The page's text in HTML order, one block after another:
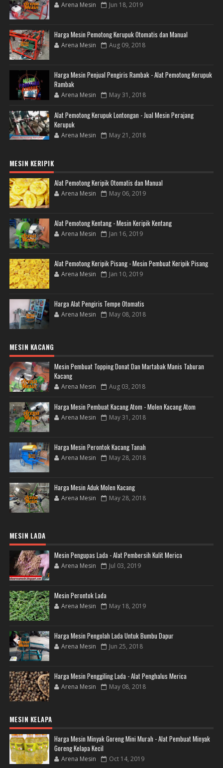
Arena Mesin Jun 18, 2019
Harga Mesin Pemotong Kerupuk Otomatis dan Manual
Arena Mesin Aug 09, 2018
Harga Mesin Penjual Pengiris Rambak - Alat Pemotong Kerupuk
Rambak
Arena Mesin May 31, 2018
Alat Pemotong Kerupuk Lontongan - Jual Mesin Perajang
Kerupuk
Arena Mesin May 21, 2018
MESIN KERIPIK
Alat Pemotong Keripik Otomatis dan Manual
Arena Mesin May 06, 2019
Alat Pemotong Kentang - Mesin Keripik Kentang
Arena Mesin Jan 16, 2019
Alat Pemotong Keripik Pisang - Mesin Pembuat Keripik Pisang
Arena Mesin Jan 10, 2019
Harga Alat Pengiris Tempe Otomatis
Arena Mesin May 08, 2018
MESIN KACANG
Mesin Pembuat Topping Donat Dan Martabak Manis Taburan
Kacang
Arena Mesin Aug 03, 2018
Harga Mesin Pembuat Kacang Atom - Molen Kacang Atom
Arena Mesin May 31, 2018
Harga Mesin Perontok Kacang Tanah
Arena Mesin May 28, 2018
Harga Mesin Aduk Molen Kacang
Arena Mesin May 28, 2018
MESIN LADA
Mesin Pengupas Lada - Alat Pembersih Kulit Merica
Arena Mesin Jul 03, 2019
Mesin Perontok Lada
Arena Mesin May 18, 2019
Harga Mesin Pengolah Lada Untuk Bumbu Dapur
Arena Mesin Jun 25, 2018
Harga Mesin Penggiling Lada - Alat Penghalus Merica
Arena Mesin May 08, 2018
MESIN KELAPA
Harga Mesin Minyak Goreng Mini Murah - Alat Pembuat Minyak
Goreng Kelapa Kecil
Arena Mesin Oct 14, 2019